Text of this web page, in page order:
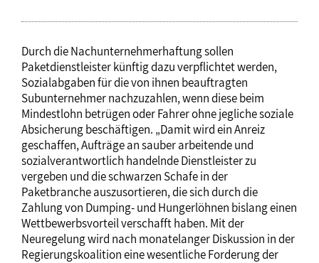
Durch die Nachunternehmerhaftung sollen
Paketdienstleister künftig dazu verpflichtet werden,
Sozialabgaben für die von ihnen beauftragten
Subunternehmer nachzuzahlen, wenn diese beim
Mindestlohn betrügen oder Fahrer ohne jegliche soziale
Absicherung beschäftigen. „Damit wird ein Anreiz
geschaffen, Aufträge an sauber arbeitende und
sozialverantwortlich handelnde Dienstleister zu
vergeben und die schwarzen Schafe in der
Paketbranche auszusortieren, die sich durch die
Zahlung von Dumping- und Hungerlöhnen bislang einen
Wettbewerbsvorteil verschafft haben. Mit der
Neuregelung wird nach monatelanger Diskussion in der
Regierungskoalition eine wesentliche Forderung der